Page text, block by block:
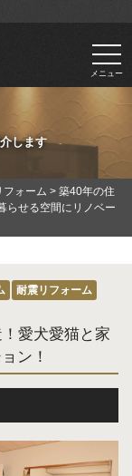
メニュー
します
フォーム > 築40年の住
らせる空間にリノベー
耐震リフォーム
愛犬愛猫と家
ン！